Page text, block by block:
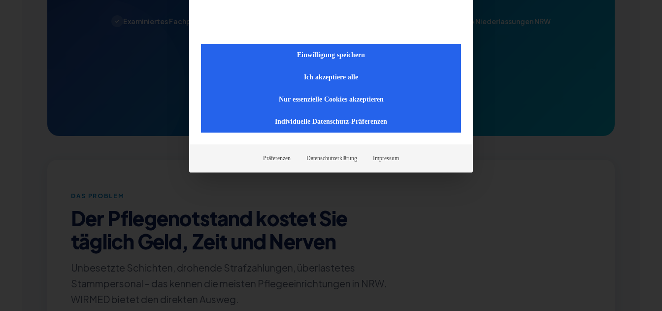
✓ Examiniertes Fachpersonal 6 Niederlassungen NRW
Jetzt Personal anfragen
DAS PROBLEM
Der Pflegenotstand kostet Sie
täglich Geld, Zeit und Nerven
Unbesetzte Schichten, drohende Strafzahlungen, überlastetes
Stammpersonal – das kennen die meisten Pflegeeinrichtungen in NRW.
WIRMED bietet den direkten Ausweg.
Einwilligung speichern
Ich akzeptiere alle
Nur essenzielle Cookies akzeptieren
Individuelle Datenschutz-Präferenzen
Präferenzen Datenschutzerklärung Impressum